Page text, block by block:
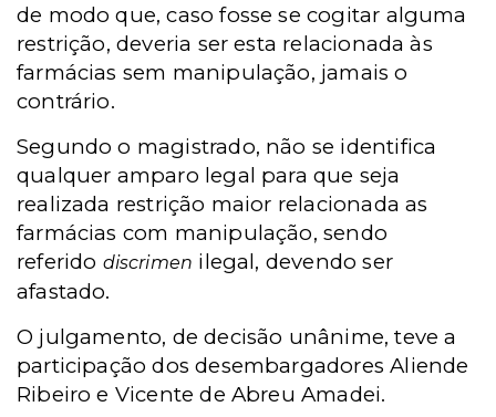
de modo que, caso fosse se cogitar alguma
restrição, deveria ser esta relacionada às
farmácias sem manipulação, jamais o
contrário.
Segundo o magistrado, não se identifica
qualquer amparo legal para que seja
realizada restrição maior relacionada as
farmácias com manipulação, sendo
referido discrimen ilegal, devendo ser
afastado.
O julgamento, de decisão unânime, teve a
participação dos desembargadores Aliende
Ribeiro e Vicente de Abreu Amadei.